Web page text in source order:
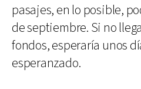
pasajes, en lo posible,
de septiembre. Si no
fondos, esperaría unos
esperanzado.